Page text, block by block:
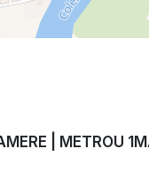
| METROU